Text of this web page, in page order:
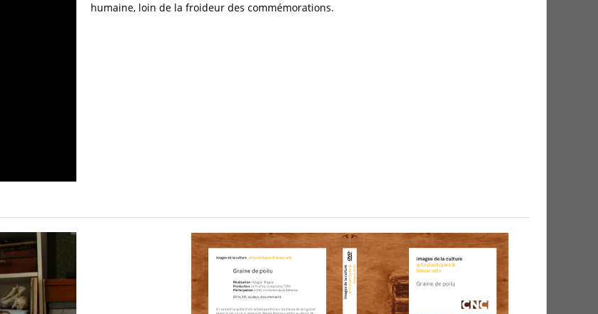
humaine, loin de la froideur des commémorations.